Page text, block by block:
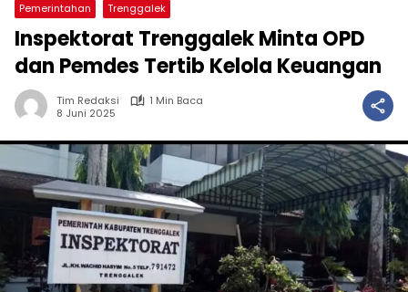
Pemerintahan Trenggalek
Inspektorat Trenggalek Minta OPD
dan Pemdes Tertib Kelola Keuangan
Tim Redaksi
1 Min Baca
8 Juni 2025